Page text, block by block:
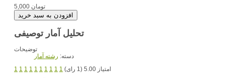
5,000 تومان
تحلیل آمار توصیفی
توضیحات
دسته: رشته آمار
1 1 1 1 1 1 1 1 1 1
امتیاز 5.00 (1 رای)